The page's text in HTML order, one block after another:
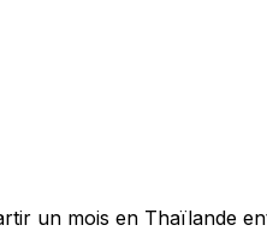
un mois en Thaïlande